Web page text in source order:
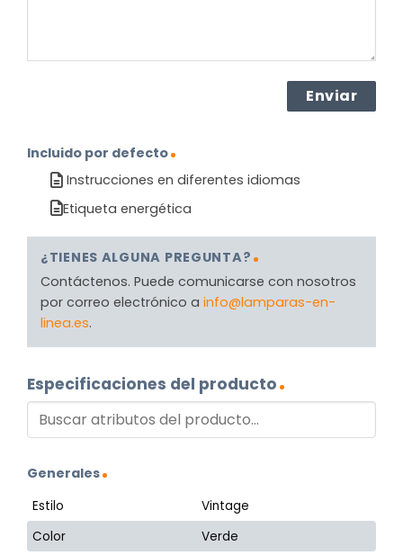
Incluido por defecto
Instrucciones en diferentes idiomas
Etiqueta energética
¿TIENES ALGUNA PREGUNTA?
Contáctenos. Puede comunicarse con nosotros
por correo electrónico a info@lamparas-en-
linea.es.
Especificaciones del producto
Generales
Estilo
Vintage
Color
Verde